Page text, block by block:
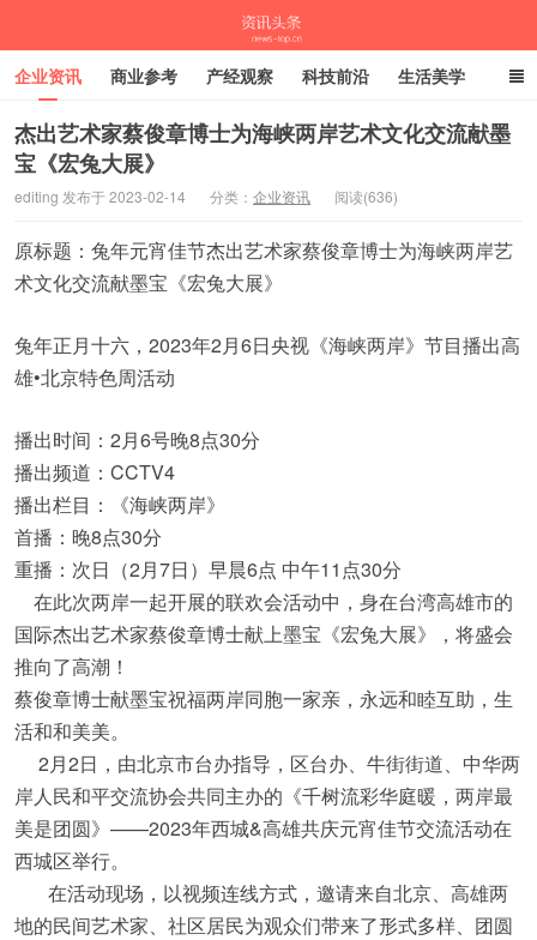
资讯头条
企业资讯 商业参考 产经观察 科技前沿 生活美学
时尚潮流 母婴亲子 专栏
杰出艺术家蔡俊章博士为海峡两岸艺术文化交流献墨
宝《宏兔大展》
editing 发布于 2023-02-14 分类： 企业资讯 阅读(636)
原标题：兔年元宵佳节杰出艺术家蔡俊章博士为海峡两岸艺
术文化交流献墨宝《宏兔大展》
兔年正月十六，2023年2月6日央视《海峡两岸》节目播出高
雄•北京特色周活动
播出时间：2月6号晚8点30分
播出频道：CCTV4
播出栏目：《海峡两岸》
首播：晚8点30分
重播：次日（2月7日）早晨6点 中午11点30分
在此次两岸一起开展的联欢会活动中，身在台湾高雄市的
国际杰出艺术家蔡俊章博士献上墨宝《宏兔大展》，将盛会
推向了高潮！
蔡俊章博士献墨宝祝福两岸同胞一家亲，永远和睦互助，生
活和和美美。
2月2日，由北京市台办指导，区台办、牛街街道、中华两
岸人民和平交流协会共同主办的《千树流彩华庭暖，两岸最
美是团圆》——2023年西城&高雄共庆元宵佳节交流活动在
西城区举行。
在活动现场，以视频连线方式，邀请来自北京、高雄两
地的民间艺术家、社区居民为观众们带来了形式多样、团圆